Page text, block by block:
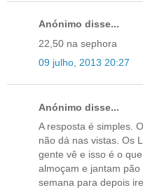
Anónimo disse...
22,50 na sephora
09 julho, 2013 20:27
Anónimo disse...
A resposta é simples.
não dá nas vistas. Os
gente vê e isso é o
almoçam e jantam
semana para depois